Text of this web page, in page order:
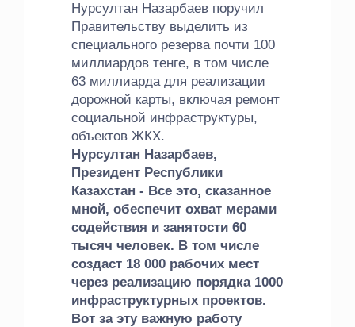
Нурсултан Назарбаев поручил
Правительству выделить из
специального резерва почти 100
миллиардов тенге, в том числе
63 миллиарда для реализации
дорожной карты, включая ремонт
социальной инфраструктуры,
объектов ЖКХ.
Нурсултан Назарбаев,
Президент Республики
Казахстан - Все это, сказанное
мной, обеспечит охват мерами
содействия и занятости 60
тысяч человек. В том числе
создаст 18 000 рабочих мест
через реализацию порядка 1000
инфраструктурных проектов.
Вот за эту важную работу